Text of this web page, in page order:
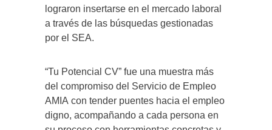
lograron insertarse en el mercado laboral
a través de las búsquedas gestionadas
por el SEA.
“Tu Potencial CV” fue una muestra más
del compromiso del Servicio de Empleo
AMIA con tender puentes hacia el empleo
digno, acompañando a cada persona en